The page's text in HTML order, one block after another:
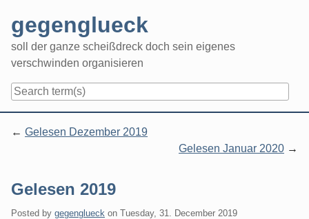
content
gegenglueck
soll der ganze scheißdreck doch sein eigenes
verschwinden organisieren
Gelesen Dezember 2019
Gelesen Januar 2020
Gelesen 2019
Posted by gegenglueck on Tuesday, 31. December 2019